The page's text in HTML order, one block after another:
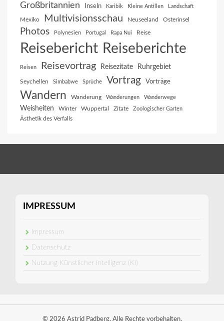
Großbritannien Inseln Karibik Kleine Antillen Landschaft
Mexiko Multivisionsschau Neuseeland Osterinsel
Photos Polynesien Portugal Rapa Nui Reise
Reisebericht Reiseberichte
Reisen Reisevortrag Reisezitate Ruhrgebiet
Seychellen Simbabwe Sprüche Vortrag Vorträge
Wandern Wanderung Wanderungen Wanderwege
Weisheiten Winter Wuppertal Zitate Zoologischer Garten
Ästhetik des Verfalls
IMPRESSUM
Impressum
Datenschutz
Nutzung Künstlicher Intelligenz (KI)
© 2026 Astrid Padberg. Alle Rechte vorbehalten.